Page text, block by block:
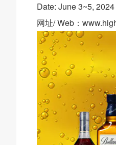
Date: June
网址/ Web：